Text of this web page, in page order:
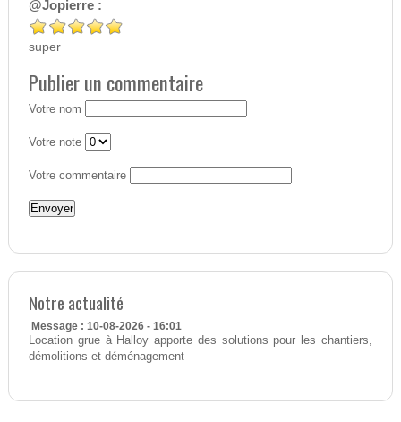
@Jopierre :
super
Publier un commentaire
Votre nom
Votre note
Votre commentaire
Notre actualité
Message : 10-08-2026 - 16:01
Location grue à Halloy apporte des solutions pour les chantiers,
démolitions et déménagement